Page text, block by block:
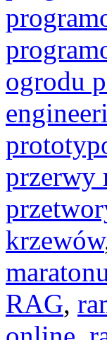
ogrodu
przerwy
krzewów
RAG,